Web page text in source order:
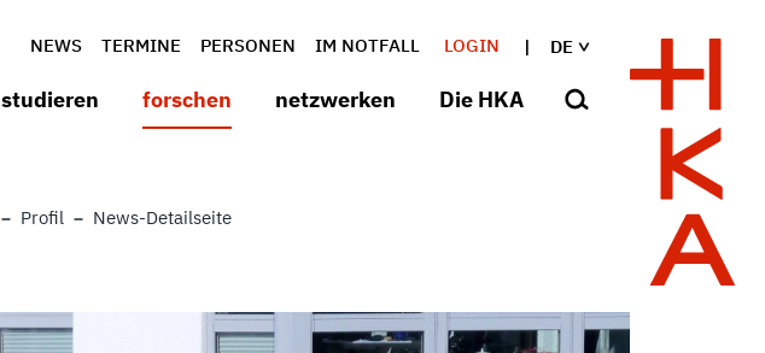
DE
NEWS TERMINE PERSONEN IM NOTFALL LOGIN
studieren forschen netzwerken Die HKA
Profil News-Detailseite